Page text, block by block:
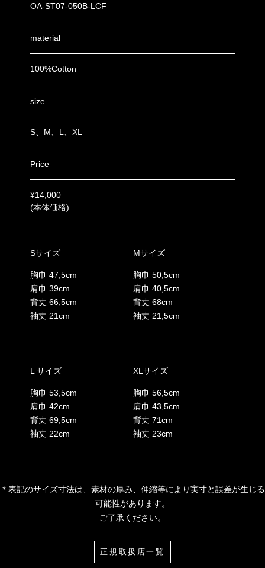
OA-ST07-050B-LCF
material
100%Cotton
size
S、M、L、XL
Price
¥14,000
(本体価格)
Sサイズ Mサイズ
胸巾 47,5cm
胸巾 50,5cm
肩巾 39cm
肩巾 40,5cm
背丈 66,5cm
背丈 68cm
袖丈 21cm
袖丈 21,5cm
L サイズ XLサイズ
胸巾 53,5cm
胸巾 56,5cm
肩巾 42cm
肩巾 43,5cm
背丈 69,5cm
背丈 71cm
袖丈 22cm
袖丈 23cm
＊表記のサイズ寸法は、素材の厚み、伸縮等により実寸と誤差が生じる
可能性があります。
ご了承ください。
正規取扱店一覧